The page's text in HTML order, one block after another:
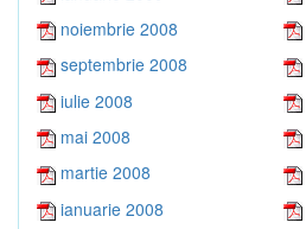
noiembrie 2008
septembrie 2008
iulie 2008
mai 2008
martie 2008
ianuarie 2008